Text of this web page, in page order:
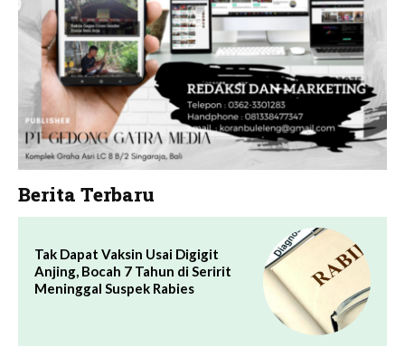
Berita Terbaru
Tak Dapat Vaksin Usai Digigit
Anjing, Bocah 7 Tahun di Seririt
Meninggal Suspek Rabies